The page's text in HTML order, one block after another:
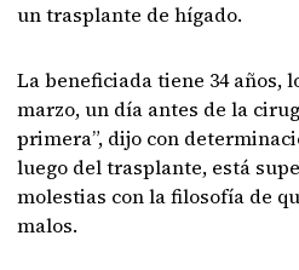
un trasplante de hígado.
La beneficiada tiene 34 años,
marzo, un día antes de la
primera”, dijo con
luego del trasplante, está
molestias con la filosofía de
malos.